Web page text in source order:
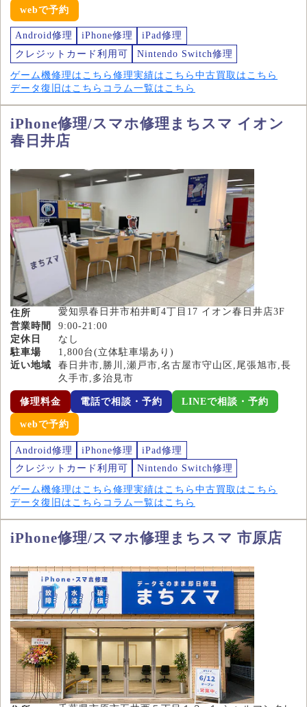
webで予約
Android修理 iPhone修理
iPad修理
クレジットカード利用可
Nintendo Switch修理
ゲーム機修理はこちら 修理実績はこちら 中古買取はこちら
データ復旧はこちら コラム一覧はこちら
iPhone修理/スマホ修理まちスマ イオン
春日井店
住所
愛知県春日井市柏井町4丁目17 イオン春日井店3F
営業時間
9:00-21:00
定休日
なし
駐車場
1,800台(立体駐車場あり)
近い地域
春日井市,勝川,瀬戸市,名古屋市守山区,尾張旭市,長
久手市,多治見市
修理料金 電話で相談・予約 LINEで相談・予約
webで予約
Android修理 iPhone修理
iPad修理
クレジットカード利用可
Nintendo Switch修理
ゲーム機修理はこちら 修理実績はこちら 中古買取はこちら
データ復旧はこちら コラム一覧はこちら
iPhone修理/スマホ修理まちスマ 市原店